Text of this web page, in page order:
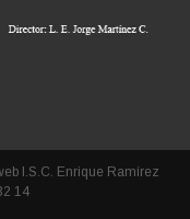
I.S.C. Enrique Ramírez
14